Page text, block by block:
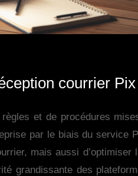
courrier
et de procédures
par le biais du service
mais aussi d’optimiser
grandissante des